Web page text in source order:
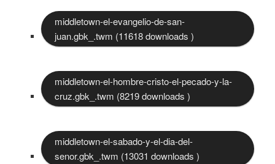
middletown-el-evangelio-de-san-
juan.gbk_.twm (11618 downloads )
middletown-el-hombre-cristo-el-pecado-y-la-
cruz.gbk_.twm (8219 downloads )
middletown-el-sabado-y-el-dia-del-
senor.gbk_.twm (13031 downloads )